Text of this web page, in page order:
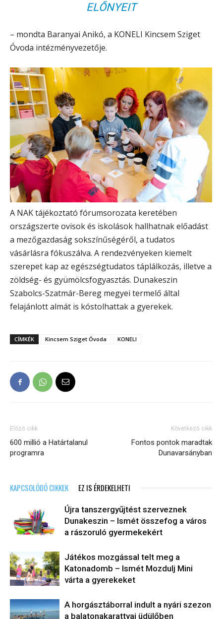
ELŐNYEIT
– mondta Baranyai Anikó, a KONELI Kincsem Sziget
Óvoda intézményvezetője.
A NAK tájékoztató fórumsorozata keretében
országszerte ovisok és iskolások hallhatnak előadást
a mezőgazdaság sokszínűségéről, a tudatos
vásárlásra fókuszálva. A rendezvényeken kiemelt
szerepet kap az egészségtudatos táplálkozás, illetve a
zöldség- és gyümölcsfogyasztás. Dunakeszin
Szabolcs-Szatmár-Bereg megyei termelő által
felajánlott almát is kóstolhattak a gyerekek.
CÍMKÉK Kincsem Sziget Óvoda KONELI
Előző cikk
600 millió a Határtalanul
programra
Következő cikk
Fontos pontok maradtak
Dunavarsányban
KAPCSOLÓDÓ CIKKEK EZ IS ÉRDEKELHETI
Újra tanszergyűjtést szerveznek
Dunakeszin – Ismét összefog a város
a rászoruló gyermekekért
Játékos mozgással telt meg a
Katonadomb – Ismét Mozdulj Mini
várta a gyerekeket
A horgásztáborral indult a nyári szezon
a balatonakarattyai üdülőben